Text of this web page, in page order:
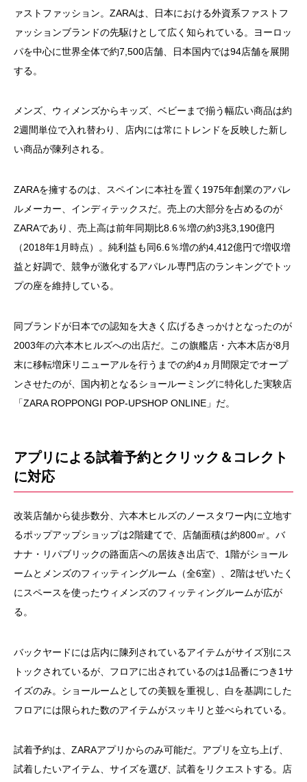
ァストファッション。ZARAは、日本における外資系ファストフ
ァッションブランドの先駆けとして広く知られている。ヨーロッ
パを中心に世界全体で約7,500店舗、日本国内では94店舗を展開
する。
メンズ、ウィメンズからキッズ、ベビーまで揃う幅広い商品は約
2週間単位で入れ替わり、店内には常にトレンドを反映した新し
い商品が陳列される。
ZARAを擁するのは、スペインに本社を置く1975年創業のアパレ
ルメーカー、インディテックスだ。売上の大部分を占めるのが
ZARAであり、売上高は前年同期比8.6％増の約3兆3,190億円
（2018年1月時点）。純利益も同6.6％増の約4,412億円で増収増
益と好調で、競争が激化するアパレル専門店のランキングでトッ
プの座を維持している。
同ブランドが日本での認知を大きく広げるきっかけとなったのが
2003年の六本木ヒルズへの出店だ。この旗艦店・六本木店が8月
末に移転増床リニューアルを行うまでの約4ヵ月間限定でオープ
ンさせたのが、国内初となるショールーミングに特化した実験店
「ZARA ROPPONGI POP-UPSHOP ONLINE」だ。
アプリによる試着予約とクリック＆コレクト
に対応
改装店舗から徒歩数分、六本木ヒルズのノースタワー内に立地す
るポップアップショップは2階建てで、店舗面積は約800㎡。バ
ナナ・リパブリックの路面店への居抜き出店で、1階がショール
ームとメンズのフィッティングルーム（全6室）、2階はぜいたく
にスペースを使ったウィメンズのフィッティングルームが広が
る。
バックヤードには店内に陳列されているアイテムがサイズ別にス
トックされているが、フロアに出されているのは1品番につき1サ
イズのみ。ショールームとしての美観を重視し、白を基調にした
フロアには限られた数のアイテムがスッキリと並べられている。
試着予約は、ZARAアプリからのみ可能だ。アプリを立ち上げ、
試着したいアイテム、サイズを選び、試着をリクエストする。店